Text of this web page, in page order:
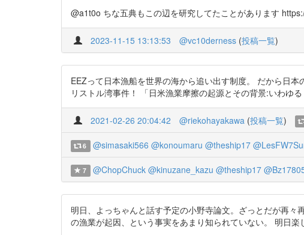
@a1t0o ちな五典もこの辺を研究してたことがあります
2023-11-15 13:13:53 @vc10derness (投稿一覧)
EEZって日本漁船を世界の海から追い出す制度。 だから日
リストル湾事件！ 「日米漁業摩擦の起源とその背景:いわゆ
2021-02-26 20:04:42 @riekohayakawa (投稿一覧)
6 @simasaki566 @konoumaru @theship17
7 @ChopChuck @kinuzane_kazu @theship17
明日、よっちゃんと話す予定の小野寺論文。ざっとだが再
の漁業が起因、という事実をあまり知られていない。 明日